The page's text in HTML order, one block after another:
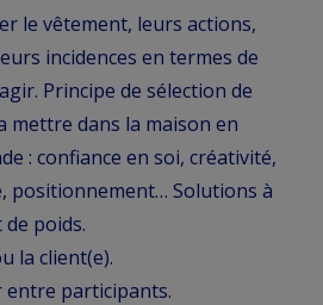
le vêtement, leurs actions,
incidences en termes de
Principe de sélection de
mettre dans la maison en
: confiance en soi, créativité,
positionnement… Solutions à
poids.
la client(e).
entre participants.